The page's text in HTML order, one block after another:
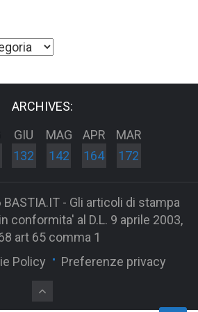
ARCHIVES:
GIU
132
MAG
142
APR
164
MAR
172
- Gli articoli di stampa
conformita' al D.L. 9 aprile 2003,
art 65 comma 1
Policy Preferenze privacy